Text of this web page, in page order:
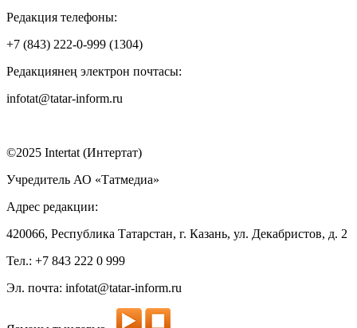
Редакция телефоны:
+7 (843) 222-0-999 (1304)
Редакциянең электрон почтасы:
infotat@tatar-inform.ru
©2025 Intertat (Интертат)
Учредитель АО «Татмедиа»
Адрес редакции:
420066, Республика Татарстан, г. Казань, ул. Декабристов, д. 2
Тел.: +7 843 222 0 999
Эл. почта: infotat@tatar-inform.ru